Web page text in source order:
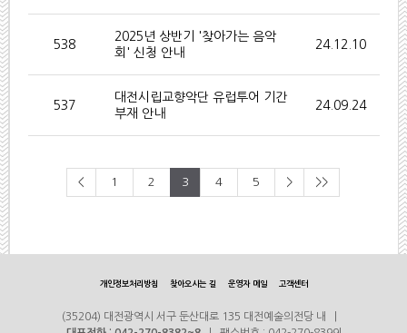
538
2025년 상반기 '찾아가는 음악
회' 신청 안내
24.12.10
537
대전시립교향악단 유럽투어 기간
부재 안내
24.09.24
< 1 2 3 4 5 > >>
개인정보처리방침 찾아오시는 길 운영자 메일 고객센터
(35204) 대전광역시 서구 둔산대로 135 대전예술의전당 내 |